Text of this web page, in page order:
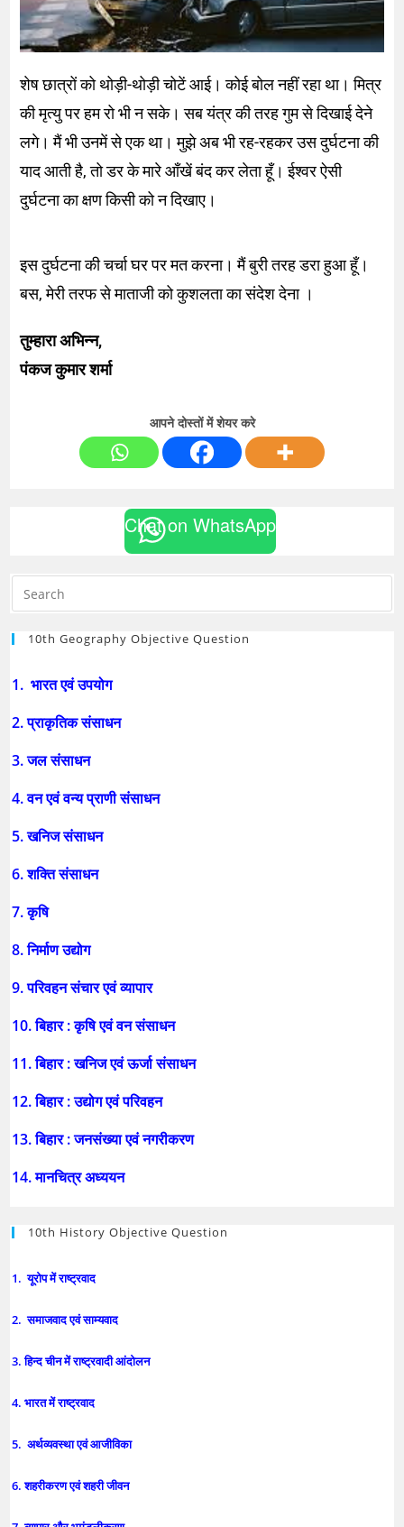
शेष छात्रों को थोड़ी-थोड़ी चोटें आई। कोई बोल नहीं रहा था। मित्र
की मृत्यु पर हम रो भी न सके। सब यंत्र की तरह गुम से दिखाई देने
लगे। मैं भी उनमें से एक था। मुझे अब भी रह-रहकर उस दुर्घटना की
याद आती है, तो डर के मारे आँखें बंद कर लेता हूँ। ईश्वर ऐसी
दुर्घटना का क्षण किसी को न दिखाए।
इस दुर्घटना की चर्चा घर पर मत करना। मैं बुरी तरह डरा हुआ हूँ।
बस, मेरी तरफ से माताजी को कुशलता का संदेश देना ।
तुम्हारा अभिन्न,
पंकज कुमार शर्मा
आपने दोस्तों में शेयर करे
Chat on WhatsApp
10th Geography Objective Question
1. भारत एवं उपयोग
2. प्राकृतिक संसाधन
3. जल संसाधन
4. वन एवं वन्य प्राणी संसाधन
5. खनिज संसाधन
6. शक्ति संसाधन
7. कृषि
8. निर्माण उद्योग
9. परिवहन संचार एवं व्यापार
10. बिहार : कृषि एवं वन संसाधन
11. बिहार : खनिज एवं ऊर्जा संसाधन
12. बिहार : उद्योग एवं परिवहन
13. बिहार : जनसंख्या एवं नगरीकरण
14. मानचित्र अध्ययन
10th History Objective Question
1. यूरोप में राष्ट्रवाद
2. समाजवाद एवं साम्यवाद
3. हिन्द चीन में राष्ट्रवादी आंदोलन
4. भारत में राष्ट्रवाद
5. अर्थव्यवस्था एवं आजीविका
6. शहरीकरण एवं शहरी जीवन